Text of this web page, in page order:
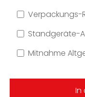
Verpackungs-
Standgeräte-
Mitnahme
In